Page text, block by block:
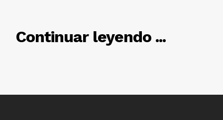
Continuar leyendo ...
RELACIONADO